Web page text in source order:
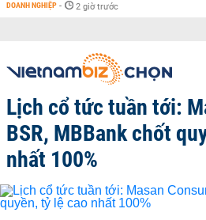
DOANH NGHIỆP - 2 giờ trước
Lịch cổ tức tuần tới:
BSR, MBBank chốt
nhất 100%